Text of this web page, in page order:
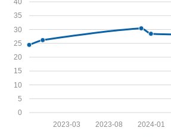
0
5
10
15
20
25
30
35
40
2024-01
2023-08
2023-03